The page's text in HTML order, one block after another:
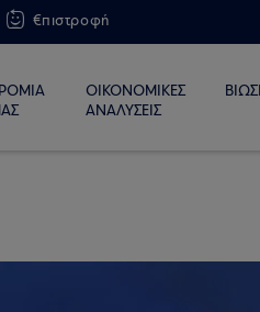
€πιστροφή
ΟΙΚΟΝΟΜΙΚΕΣ
ΑΝΑΛΥΣΕΙΣ